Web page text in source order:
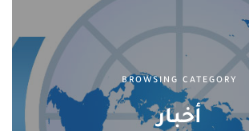
BROWSING CATEGORY
أخبار